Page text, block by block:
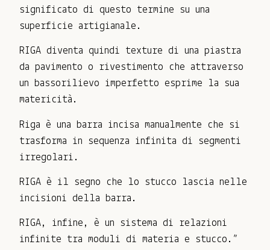
significato di questo termine su una
superficie artigianale.
RIGA diventa quindi texture di una piastra
da pavimento o rivestimento che attraverso
un bassorilievo imperfetto esprime la sua
matericità.
Riga è una barra incisa manualmente che si
trasforma in sequenza infinita di segmenti
irregolari.
RIGA è il segno che lo stucco lascia nelle
incisioni della barra.
RIGA, infine, è un sistema di relazioni
infinite tra moduli di materia e stucco.”